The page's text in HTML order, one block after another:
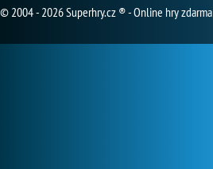
© 2004 - 2026 Superhry.cz ® - Online hry zdarma